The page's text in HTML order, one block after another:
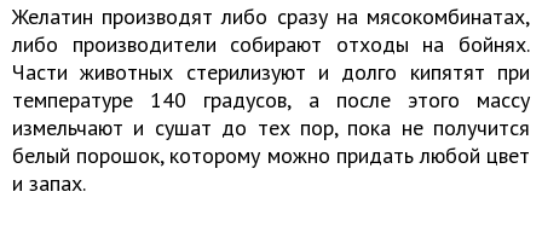
Желатин производят либо сразу на мясокомбинатах,
либо производители собирают отходы на бойнях.
Части животных стерилизуют и долго кипятят при
температуре 140 градусов, а после этого массу
измельчают и сушат до тех пор, пока не получится
белый порошок, которому можно придать любой цвет
и запах.